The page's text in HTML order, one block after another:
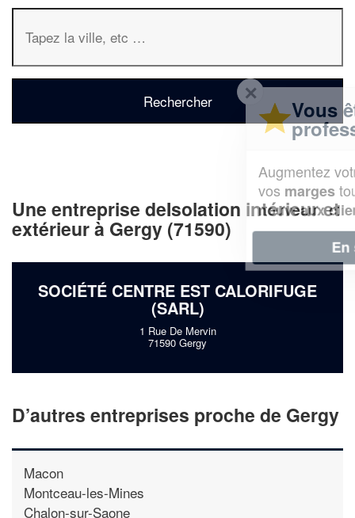
Une entreprise deIsolation intérieur et
extérieur à Gergy (71590)
SOCIÉTÉ CENTRE EST CALORIFUGE
(SARL)
1 Rue De Mervin
71590 Gergy
D’autres entreprises proche de Gergy
Macon
Montceau-les-Mines
Chalon-sur-Saone
Vous êtes un
professionnel ?
chiffre d'affaireset
tout en gagnant de
nouveaux clients!
En savoir plus